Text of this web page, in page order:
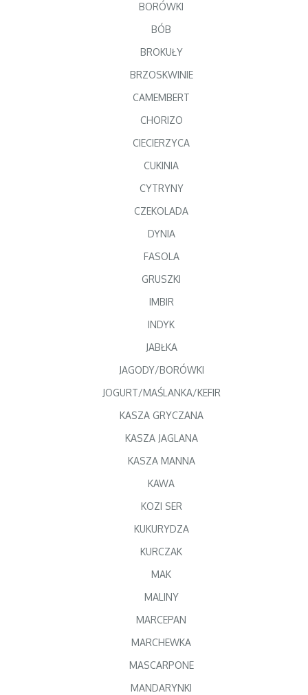
BORÓWKI
BÓB
BROKUŁY
BRZOSKWINIE
CAMEMBERT
CHORIZO
CIECIERZYCA
CUKINIA
CYTRYNY
CZEKOLADA
DYNIA
FASOLA
GRUSZKI
IMBIR
INDYK
JABŁKA
JAGODY/BORÓWKI
JOGURT/MAŚLANKA/KEFIR
KASZA GRYCZANA
KASZA JAGLANA
KASZA MANNA
KAWA
KOZI SER
KUKURYDZA
KURCZAK
MAK
MALINY
MARCEPAN
MARCHEWKA
MASCARPONE
MANDARYNKI